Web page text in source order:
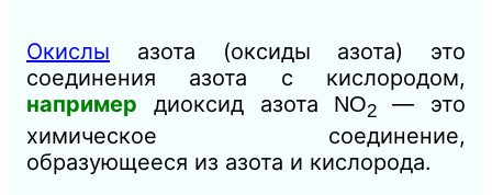
Окислы азота (оксиды азота) это
соединения азота с кислородом,
например диоксид азота NO2— это
химическое соединение,
образующееся из азота и кислорода.